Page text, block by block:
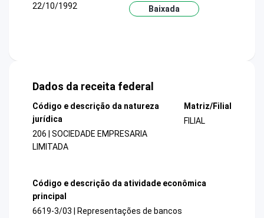
22/10/1992
Baixada
Dados da receita federal
Código e descrição da natureza
jurídica
206 | SOCIEDADE EMPRESARIA
LIMITADA
Matriz/Filial
FILIAL
Código e descrição da atividade econômica
principal
6619-3/03 | Representações de bancos